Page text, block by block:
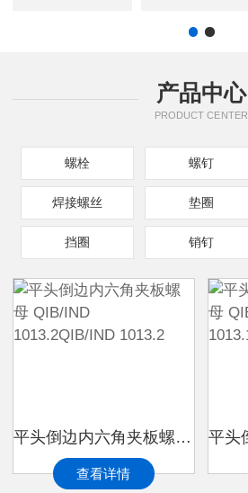
产品中心
PRODUCT CENTER
螺栓 螺钉
焊接螺丝 垫圈
挡圈 销钉
平头倒边内六角夹板螺母 QIB/IND 1013.2QIB/IND 1013.2
查看详情